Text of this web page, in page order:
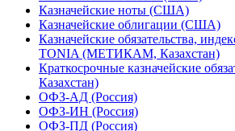
Казахстан)
Долгосрочные сберегательные
обязательства (МЕУЖКАМ,
Казначейские векселя (США)
Казначейские ноты (США)
Казначейские облигации (США)
Казначейские обязательства,
TONIA (МЕТИКАМ, Казахстан)
Краткосрочные казначейские